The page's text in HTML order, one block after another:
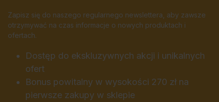
Zapisz się do naszego regularnego newslettera, aby zawsze
otrzymywać na czas informacje o nowych produktach i
ofertach.
Dostęp do ekskluzywnych akcji i unikalnych
ofert
Bonus powitalny w wysokości 270 zł na
pierwsze zakupy w sklepie